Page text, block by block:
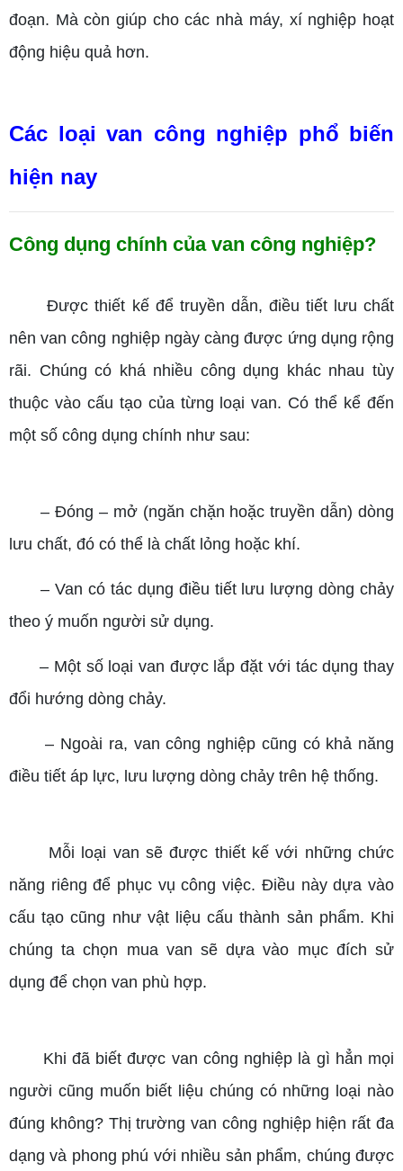
đoạn. Mà còn giúp cho các nhà máy, xí nghiệp hoạt
động hiệu quả hơn.
Các loại van công nghiệp phổ biến
hiện nay
Công dụng chính của van công nghiệp?
Được thiết kế để truyền dẫn, điều tiết lưu chất
nên van công nghiệp ngày càng được ứng dụng rộng
rãi. Chúng có khá nhiều công dụng khác nhau tùy
thuộc vào cấu tạo của từng loại van. Có thể kể đến
một số công dụng chính như sau:
–Đóng – mở (ngăn chặn hoặc truyền dẫn) dòng
lưu chất, đó có thể là chất lỏng hoặc khí.
–Van có tác dụng điều tiết lưu lượng dòng chảy
theo ý muốn người sử dụng.
– Một số loại van được lắp đặt với tác dụng thay
đổi hướng dòng chảy.
– Ngoài ra, van công nghiệp cũng có khả năng
điều tiết áp lực, lưu lượng dòng chảy trên hệ thống.
Mỗi loại van sẽ được thiết kế với những chức
năng riêng để phục vụ công việc. Điều này dựa vào
cấu tạo cũng như vật liệu cấu thành sản phẩm. Khi
chúng ta chọn mua van sẽ dựa vào mục đích sử
dụng để chọn van phù hợp.
Khi đã biết được van công nghiệp là gì hẳn mọi
người cũng muốn biết liệu chúng có những loại nào
đúng không? Thị trường van công nghiệp hiện rất đa
dạng và phong phú với nhiều sản phẩm, chúng được